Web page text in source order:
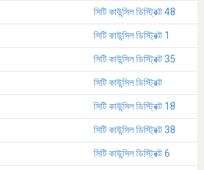
সিটি কাউন্সিল ডিস্ট্রিক্ট 48
সিটি কাউন্সিল ডিস্ট্রিক্ট 1
সিটি কাউন্সিল ডিস্ট্রিক্ট 35
সিটি কাউন্সিল ডিস্ট্রিক্ট
সিটি কাউন্সিল ডিস্ট্রিক্ট 18
সিটি কাউন্সিল ডিস্ট্রিক্ট 38
সিটি কাউন্সিল ডিস্ট্রিক্ট 6